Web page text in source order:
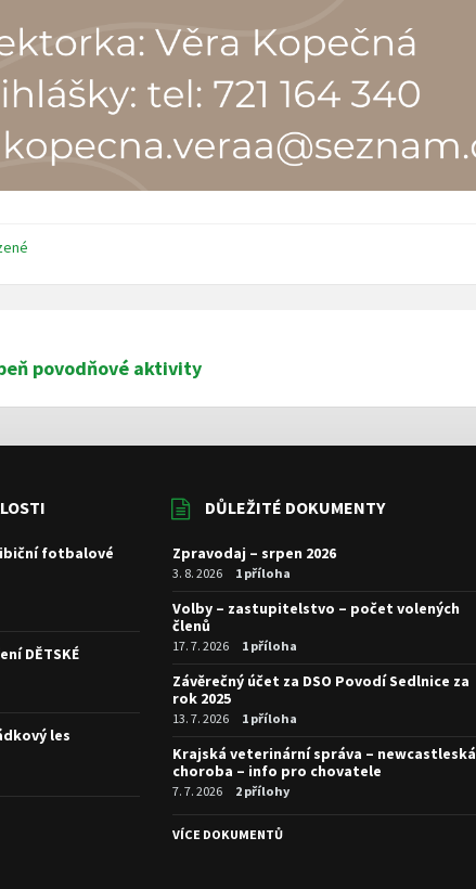
povodňové aktivity
fotbalové
DĚTSKÉ
les
DŮLEŽITÉ DOKUMENTY
Zpravodaj – srpen 2026
3. 8. 2026 1 příloha
Volby – zastupitelstvo – počet volených
členů
17. 7. 2026 1 příloha
Závěrečný účet za DSO Povodí Sedlnice za
rok 2025
13. 7. 2026 1 příloha
Krajská veterinární správa – newcastleská
choroba – info pro chovatele
7. 7. 2026 2 přílohy
VÍCE DOKUMENTŮ